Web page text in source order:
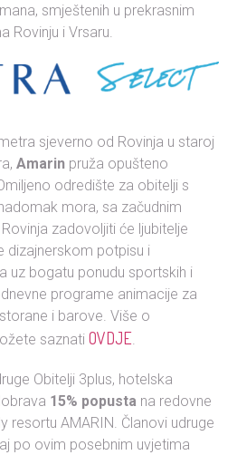
smještenih u prekrasnim
Rovinju i Vrsaru.
sjeverno od Rovinja u staroj
Amarinpruža opušteno
odredište za obitelji s
mora, sa začudnim
zadovoljiti će ljubitelje
dizajnerskom potpisu i
uz bogatu ponudu sportskih i
programe animacije za
i barove. Više o
saznati OVDJE
Obitelji 3plus, hotelska
15% popusta na redovne
resortu AMARIN. Članovi udruge
po ovim posebnim uvjetima